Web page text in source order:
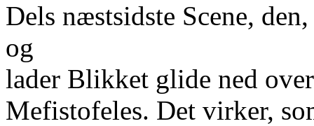
Dels næstsidste Scene,
og
lader Blikket glide ned
Mefistofeles. Det virker,